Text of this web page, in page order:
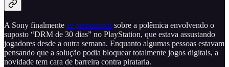
A Sony finalmente se pronunciou sobre a polêmica envolvendo o
suposto “DRM de 30 dias” no PlayStation, que estava assustando
jogadores desde a outra semana. Enquanto algumas pessoas estavam
pensando que a solução podia bloquear totalmente jogos digitais, a
novidade tem cara de barreira contra pirataria.